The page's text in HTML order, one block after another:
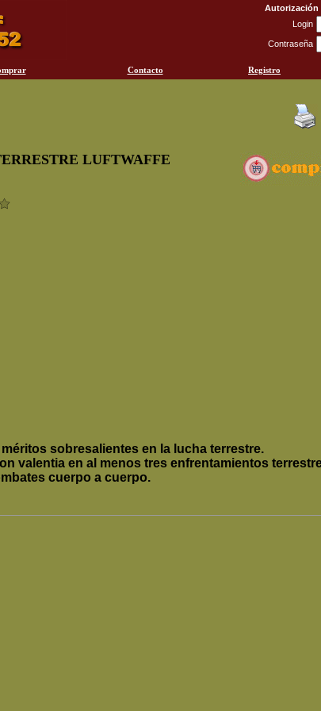
Autorización
Login
Contraseña
Contacto
Registro
LUFTWAFFE
sobresalientes en la lucha terrestre.
valentia en al menos tres enfrentamientos
cuerpo a cuerpo.